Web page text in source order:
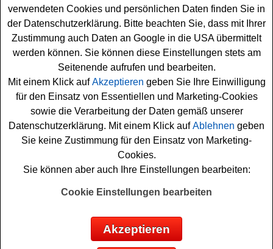
Ein kostenloses Die Getränke Könner Gewinnspiel in der
Appfür alle Gewinner, die gern ein schönes WM
Produktpaket gewinnen möchten. Die Getränke Könner
verlosen bei diesem App Gewinnspiel 11 WM Pakete von
Bitburger mitLiegestuhlund 5 Basecaps sowie zwei 5l-
Fässchen Bitburger Bier und 11 Gutscheine für den
Getränkemarkt. Falls Sie sich die schöne Gewinnchance
sichern möchten, müssen Sie in der App das Bitburger
Dosenschießen-Spiel erfolgreich absolvieren und
können sich damit Ihre Gewinnchance sichern. Viel
Die Getränke Könner verlost 11x ein WM
Anzeige:
verwendeten Cookies und persönlichen Daten finden Sie in
der Datenschutzerklärung. Bitte beachten Sie, dass mit Ihrer
Zustimmung auch Daten an Google in die USA übermittelt
werden können. Sie können diese Einstellungen stets am
Seitenende aufrufen und bearbeiten.
Mit einem Klick aufAkzeptieren geben Sie Ihre Einwilligung
für den Einsatz von Essentiellen und Marketing-Cookies
sowie die Verarbeitung der Daten gemäß unserer
Datenschutzerklärung. Mit einem Klick aufAblehnen geben
Sie keine Zustimmung für den Einsatz von Marketing-
Cookies.
Sie können aber auch Ihre Einstellungen bearbeiten:
Cookie Einstellungen bearbeiten
Akzeptieren